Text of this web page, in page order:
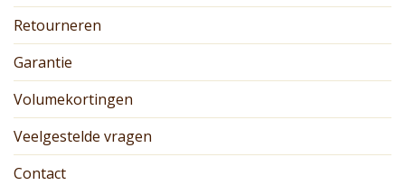
Retourneren
Garantie
Volumekortingen
Veelgestelde vragen
Contact